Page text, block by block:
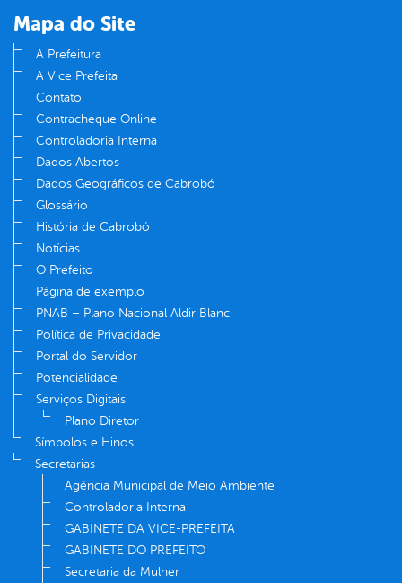
Mapa do Site
A Prefeitura
A Vice Prefeita
Contato
Contracheque Online
Controladoria Interna
Dados Abertos
Dados Geográficos de Cabrobó
Glossário
História de Cabrobó
Notícias
O Prefeito
Página de exemplo
PNAB – Plano Nacional Aldir Blanc
Política de Privacidade
Portal do Servidor
Potencialidade
Serviços Digitais
Plano Diretor
Símbolos e Hinos
Secretarias
Agência Municipal de Meio Ambiente
Controladoria Interna
GABINETE DA VICE-PREFEITA
GABINETE DO PREFEITO
Secretaria da Mulher